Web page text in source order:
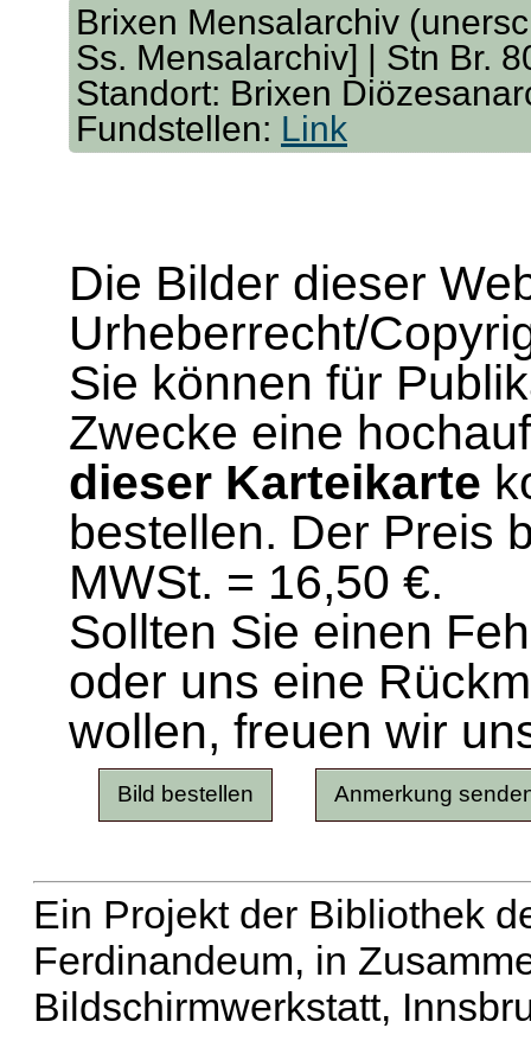
Brixen Mensalarchiv
Ss. Mensalarchiv] | Stn Br.
Standort: Brixen
Fundstellen: Link
Die Bilder dieser
Urheberrecht/
Sie können für
Zwecke eine
dieser Karteikarte
bestellen. Der Preis
MWSt. = 16,50 €.
Sollten Sie einen
oder uns eine
wollen, freuen wir
Ein Projekt der Bibliothek
Ferdinandeum, in
Bildschirmwerkstatt,